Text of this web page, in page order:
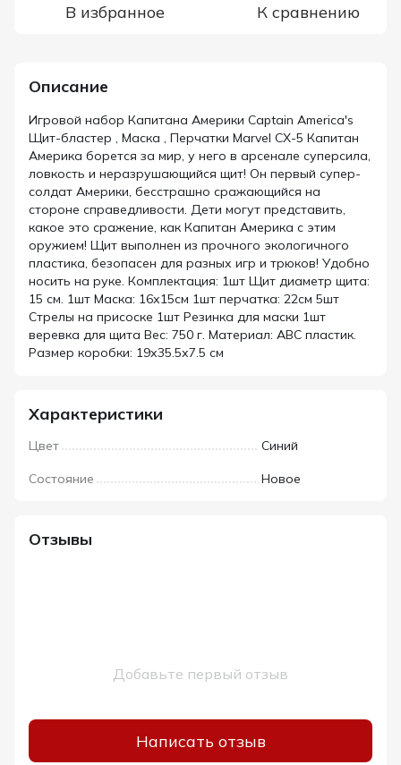
В избранное К сравнению
Описание
Игровой набор Капитана Америки Captain America's
Щит-бластер , Маска , Перчатки Marvel CX-5 Капитан
Америка борется за мир, у него в арсенале суперсила,
ловкость и неразрушающийся щит! Он первый супер-
солдат Америки, бесстрашно сражающийся на
стороне справедливости. Дети могут представить,
какое это сражение, как Капитан Америка с этим
оружием! Щит выполнен из прочного экологичного
пластика, безопасен для разных игр и трюков! Удобно
носить на руке. Комплектация: 1шт Щит диаметр щита:
15 см. 1шт Маска: 16х15см 1шт перчатка: 22см 5шт
Стрелы на присоске 1шт Резинка для маски 1шт
веревка для щита Вес: 750 г. Материал: ABC пластик.
Размер коробки: 19х35.5х7.5 см
Характеристики
Цвет Синий
Состояние Новое
Отзывы
Добавьте первый отзыв
Написать отзыв